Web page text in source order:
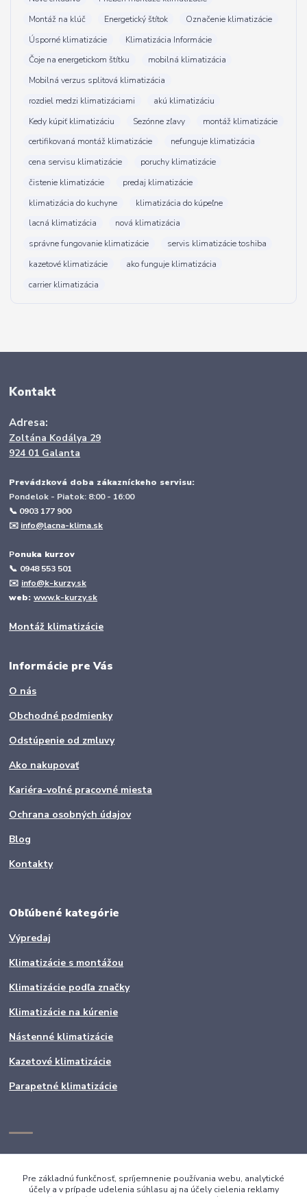
Montáž na klúč
Energetický štítok
Označenie klimatizácie
Úsporné klimatizácie
Klimatizácia Informácie
Čoje na energetickom štítku
mobilná klimatizácia
Mobilná verzus splitová klimatizácia
rozdiel medzi klimatizáciami
akú klimatizáciu
Kedy kúpiť klimatizáciu
Sezónne zľavy
montáž klimatizácie
certifikovaná montáž klimatizácie
nefunguje klimatizácia
cena servisu klimatizácie
poruchy klimatizácie
čistenie klimatizácie
predaj klimatizácie
klimatizácia do kuchyne
klimatizácia do kúpeľne
lacná klimatizácia
nová klimatizácia
správne fungovanie klimatizácie
servis klimatizácie toshiba
kazetové klimatizácie
ako funguje klimatizácia
carrier klimatizácia
Kontakt
Adresa:
Zoltána Kodálya 29
924 01 Galanta
Prevádzková doba zákazníckeho servisu:
Pondelok - Piatok: 8:00 - 16:00
📞 0903 177 900
✉️ info@lacna-klima.sk
Ponuka kurzov
📞 0948 553 501
✉️ info@k-kurzy.sk
web:www.k-kurzy.sk
Montáž klimatizácie
Informácie pre Vás
O nás
Obchodné podmienky
Odstúpenie od zmluvy
Ako nakupovať
Kariéra-voľné pracovné miesta
Ochrana osobných údajov
Blog
Kontakty
Obľúbené kategórie
Výpredaj
Klimatizácie s montážou
Klimatizácie podľa značky
Klimatizácie na kúrenie
Nástenné klimatizácie
Kazetové klimatizácie
Parapetné klimatizácie
Pre základnú funkčnosť, spríjemnenie používania webu, analytické
účely a v prípade udelenia súhlasu aj na účely cielenia reklamy